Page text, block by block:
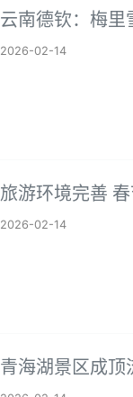
云南德钦：梅里
2026-02-14
旅游环境完善
2026-02-14
青海湖景区成顶